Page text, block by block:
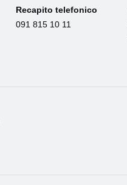
Recapito telefonico
091 815 10 11